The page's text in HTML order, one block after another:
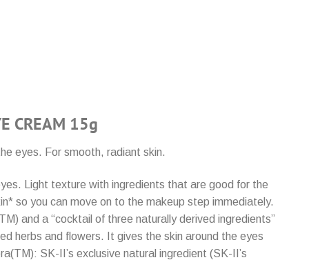
CREAM 15g
eyes. For smooth, radiant skin.
Light texture with ingredients that are good for the
so you can move on to the makeup step immediately.
and a “cocktail of three naturally derived ingredients”
herbs and flowers. It gives the skin around the eyes
SK-II’s exclusive natural ingredient (SK-II’s